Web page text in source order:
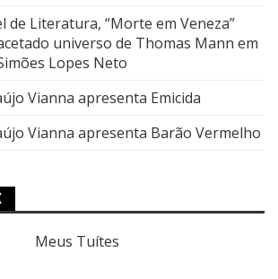
de Literatura, “Morte em Veneza”
universo de Thomas Mann em
Lopes Neto
Vianna apresenta Emicida
Vianna apresenta Barão Vermelho
Meus Tuítes